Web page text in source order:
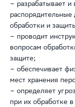
– разрабатывает и
обработки и
– проводит
вопросам
защите;
– обеспечивает
мест хранения
– определяет
при их обработке